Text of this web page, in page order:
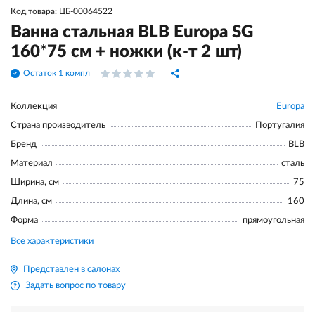
Код товара: ЦБ-00064522
Ванна стальная BLB Europa SG
160*75 см + ножки (к-т 2 шт)
Остаток 1 компл
Коллекция Europa
Страна производитель Португалия
Бренд BLB
Материал сталь
Ширина, см 75
Длина, см 160
Форма прямоугольная
Все характеристики
Представлен в салонах
Задать вопрос по товару